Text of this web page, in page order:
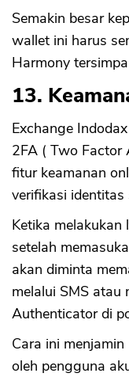
Semakin besar
wallet ini harus
Harmony
13.
Exchange
2FA ( Two Factor
fitur keamanan
verifikasi
Ketika melakukan
setelah
akan diminta
melalui SMS atau
Authenticator di
Cara ini
oleh pengguna